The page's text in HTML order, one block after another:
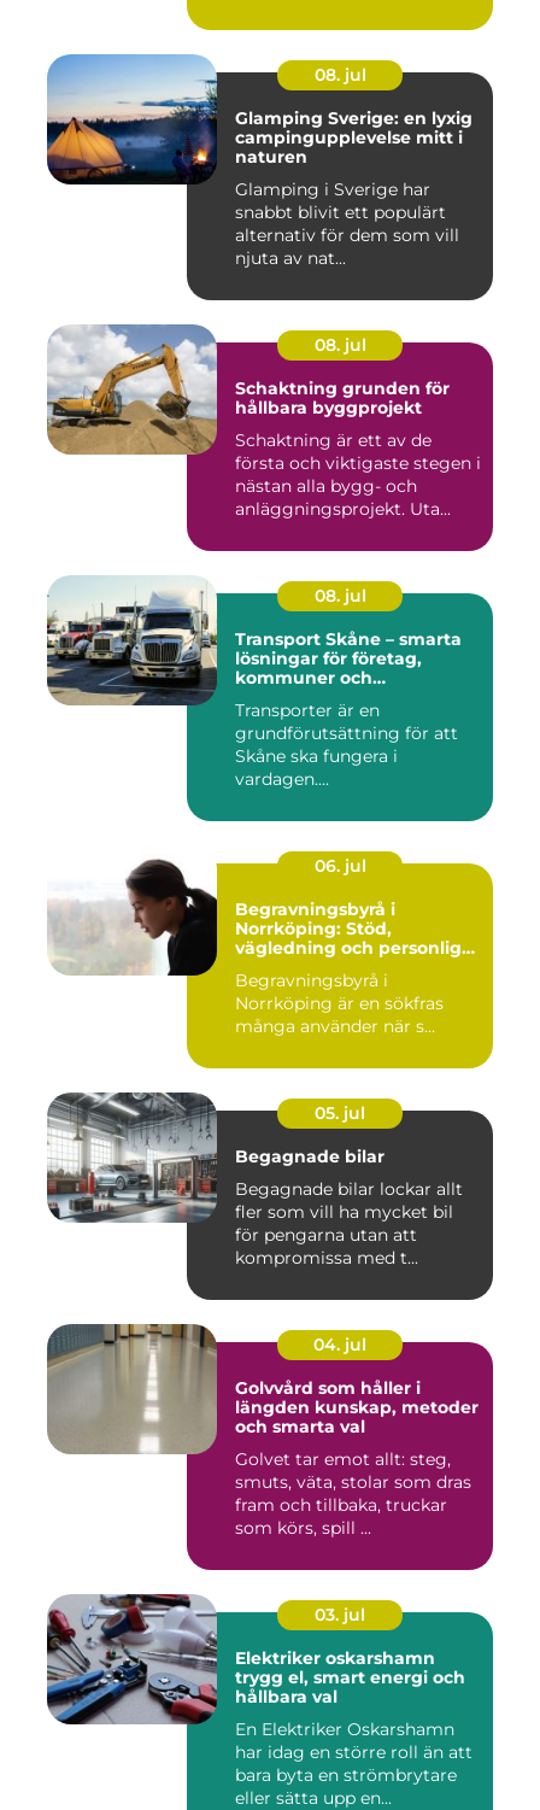
08. jul
Glamping Sverige: en lyxig
campingupplevelse mitt i
naturen
Glamping i Sverige har
snabbt blivit ett populärt
alternativ för dem som vill
njuta av nat...
08. jul
Schaktning grunden för
hållbara byggprojekt
Schaktning är ett av de
första och viktigaste stegen i
nästan alla bygg- och
anläggningsprojekt. Uta...
08. jul
Transport Skåne – smarta
lösningar för företag,
kommuner och
Transporter är en
grundförutsättning för att
Skåne ska fungera i
vardagen....
06. jul
Begravningsbyrå i
Norrköping: Stöd,
vägledning och personliga
Begravningsbyrå i
Norrköping är en sökfras
många använder när s...
05. jul
Begagnade bilar
Begagnade bilar lockar allt
fler som vill ha mycket bil
för pengarna utan att
kompromissa med t...
04. jul
Golvvård som håller i
längden kunskap, metoder
och smarta val
Golvet tar emot allt: steg,
smuts, väta, stolar som dras
fram och tillbaka, truckar
som körs, spill ...
03. jul
Elektriker oskarshamn
trygg el, smart energi och
hållbara val
En Elektriker Oskarshamn
har idag en större roll än att
bara byta en strömbrytare
eller sätta upp en...